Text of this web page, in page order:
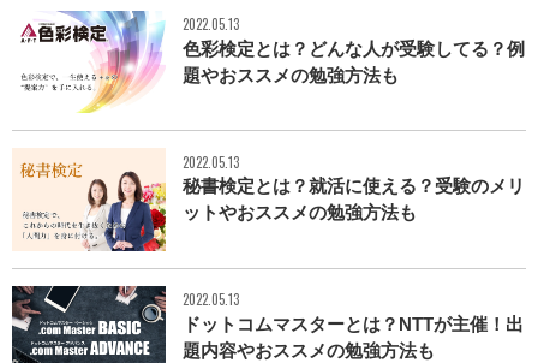
2022.05.13
色彩検定とは？どんな人が受験してる？例
題やおススメの勉強方法も
2022.05.13
秘書検定とは？就活に使える？受験のメリ
ットやおススメの勉強方法も
2022.05.13
ドットコムマスターとは？NTTが主催！出
題内容やおススメの勉強方法も